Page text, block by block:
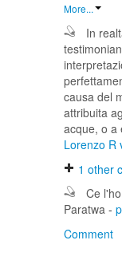
More...
In
causa del
attribuita
acque, o a
Lorenzo R
1 other
Ce
Paratwa -
Comment